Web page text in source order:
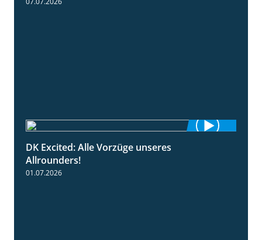
DK Excited: Alle Vorzüge unseres
Allrounders!
01.07.2026